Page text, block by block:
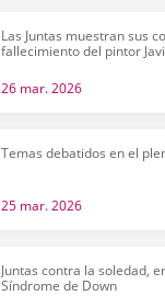
Las Juntas muestran sus
fallecimiento del pintor
26 mar. 2026
Temas debatidos en el
25 mar. 2026
Juntas contra la soledad,
Síndrome de Down